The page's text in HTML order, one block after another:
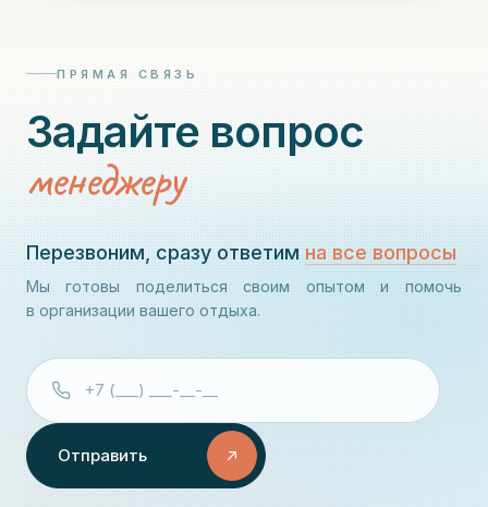
ПРЯМАЯ СВЯЗЬ
Задайте вопрос
менеджеру
Перезвоним, сразу ответим на все вопросы
Мы готовы поделиться своим опытом и помочь
в организации вашего отдыха.
Отправить